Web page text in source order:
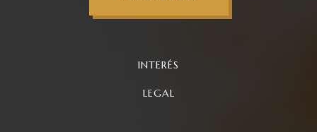
INTERÉS
LEGAL